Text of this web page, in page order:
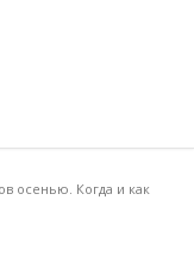
осенью. Когда и как